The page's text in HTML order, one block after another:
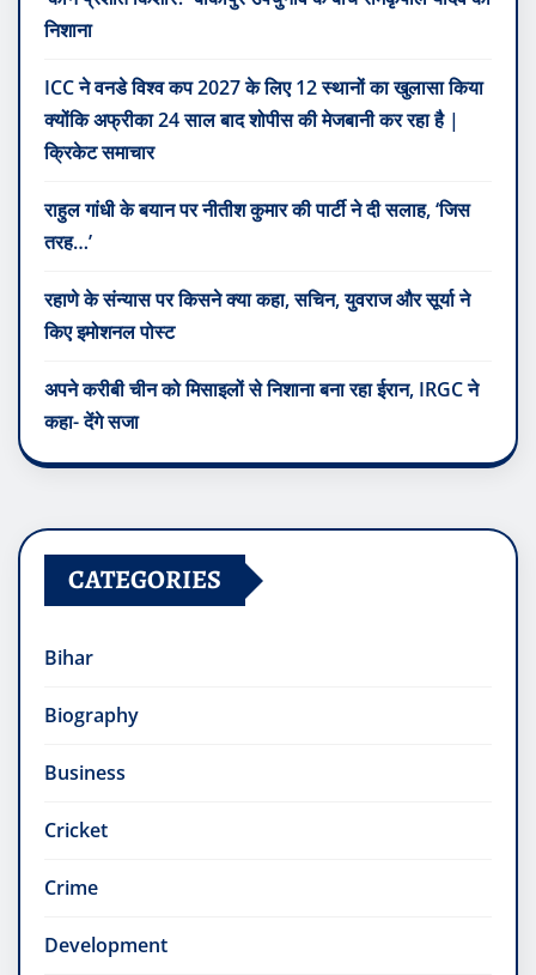
निशाना
ICC ने वनडे विश्व कप 2027 के लिए 12 स्थानों का खुलासा किया
क्योंकि अफ्रीका 24 साल बाद शोपीस की मेजबानी कर रहा है |
क्रिकेट समाचार
राहुल गांधी के बयान पर नीतीश कुमार की पार्टी ने दी सलाह, ‘जिस
तरह…’
रहाणे के संन्यास पर किसने क्या कहा, सचिन, युवराज और सूर्या ने
किए इमोशनल पोस्ट
अपने करीबी चीन को मिसाइलों से निशाना बना रहा ईरान, IRGC ने
कहा- देंगे सजा
CATEGORIES
Bihar
Biography
Business
Cricket
Crime
Development